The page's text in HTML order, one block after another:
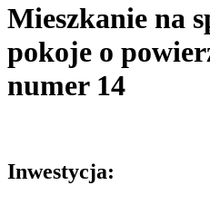
Mieszkanie na
pokoje o
numer 14
Inwestycja: